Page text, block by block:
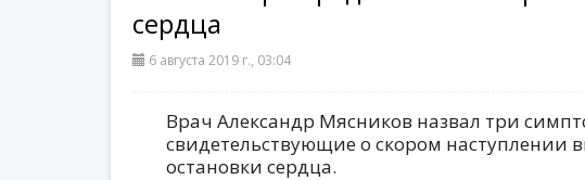
сердца
6 августа 2019 г., 03:04
Врач Александр Мясников назвал три
свидетельствующие о скором наступлении
остановки сердца.